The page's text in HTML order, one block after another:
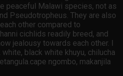
peaceful Malawi species, not as
Pseudotropheus. They are also
other compared to
cichlids readily breed, and
jealousy towards each other. I
black white khuyu, chilucha
ngombo, makanjila